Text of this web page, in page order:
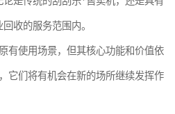
收的服务范围内。
有使用场景，但其核心功能和价值依
它们将有机会在新的场所继续发挥作